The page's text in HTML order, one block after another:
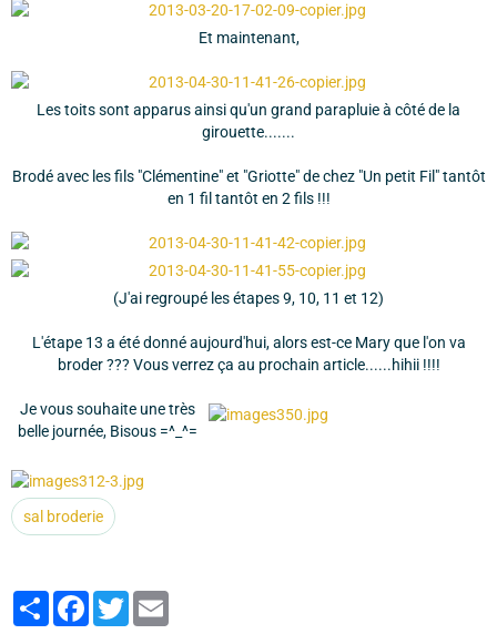
Et maintenant,
Les toits sont apparus ainsi qu'un grand parapluie à côté de la
girouette.......
Brodé avec les fils "Clémentine" et "Griotte" de chez "Un petit Fil" tantôt
en 1 fil tantôt en 2 fils !!!
(J'ai regroupé les étapes 9, 10, 11 et 12)
L'étape 13 a été donné aujourd'hui, alors est-ce Mary que l'on va
broder ??? Vous verrez ça au prochain article......hihii !!!!
Je vous souhaite une très
belle journée, Bisous =^_^=
sal broderie
PartagerFacebook
Twitter